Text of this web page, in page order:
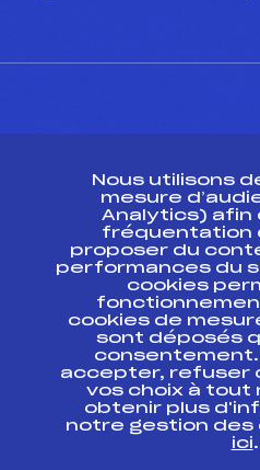
Ressources
Pass’Neige
Projet sportif fédéral
Projet de
Antidopage
Pôle Développement,
Scientifique
Listes ministérielles
Pôle vie de l’athlète
Enseignement
Nous utilisons
mesure
Analytics) afin
fréquentation
proposer du
performances du
cookies
cookies de
sont déposés
consentement.
accepter, refuser
vos choix à tout
obtenir plus
notre gestion des
ici.